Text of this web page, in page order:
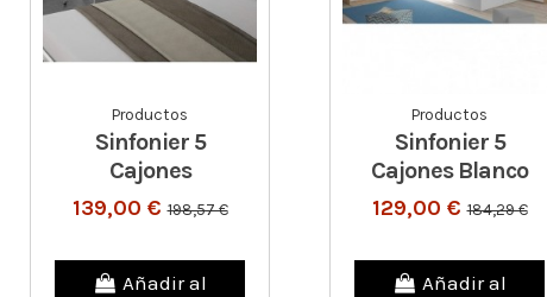
Productos
Sinfonier 5
Cajones
139,00 €198,57 €
Añadir al
Productos
Sinfonier 5
Cajones Blanco
129,00 €184,29 €
Añadir al